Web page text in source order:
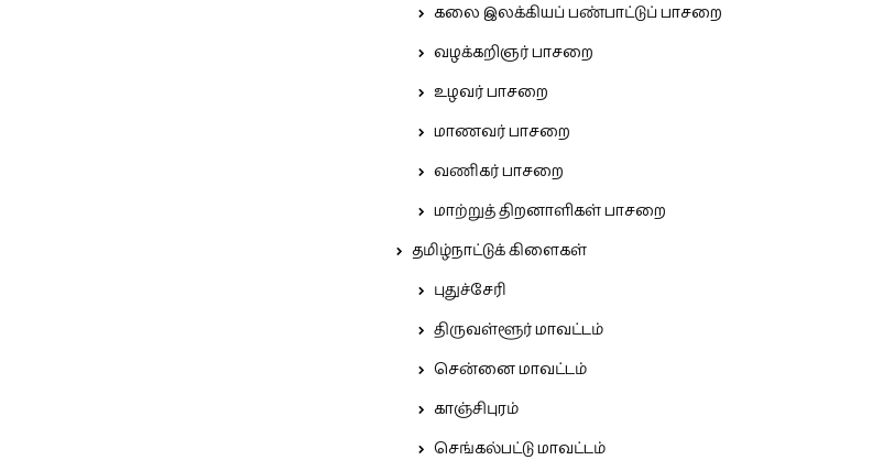
கலை இலக்கியப் பண்பாட்டுப் பாசறை
வழக்கறிஞர் பாசறை
உழவர் பாசறை
மாணவர் பாசறை
வணிகர் பாசறை
மாற்றுத் திறனாளிகள் பாசறை
தமிழ்நாட்டுக் கிளைகள்
புதுச்சேரி
திருவள்ளூர் மாவட்டம்
சென்னை மாவட்டம்
காஞ்சிபுரம்
செங்கல்பட்டு மாவட்டம்